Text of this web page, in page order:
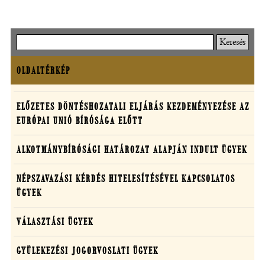
Oldaltérkép
OLDALTÉRKÉP
Határozatok
egyedi
ügyekben
ELŐZETES DÖNTÉSHOZATALI ELJÁRÁS KEZDEMÉNYEZÉSE AZ
EURÓPAI UNIÓ BÍRÓSÁGA ELŐTT
ALKOTMÁNYBÍRÓSÁGI HATÁROZAT ALAPJÁN INDULT ÜGYEK
NÉPSZAVAZÁSI KÉRDÉS HITELESÍTÉSÉVEL KAPCSOLATOS
ÜGYEK
VÁLASZTÁSI ÜGYEK
GYÜLEKEZÉSI JOGORVOSLATI ÜGYEK